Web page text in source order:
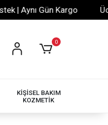
Gün Kargo
0
KİŞİSEL BAKIM
KOZMETİK